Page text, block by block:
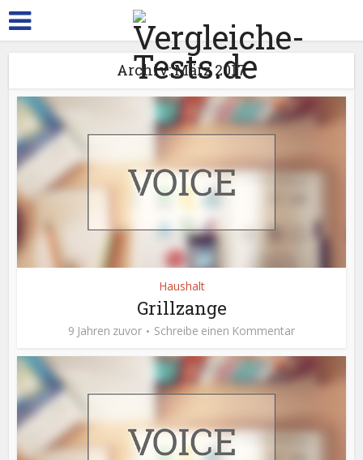
Archiv: März 2017
Haushalt
Grillzange
9 Jahren zuvor Schreibe einen Kommentar